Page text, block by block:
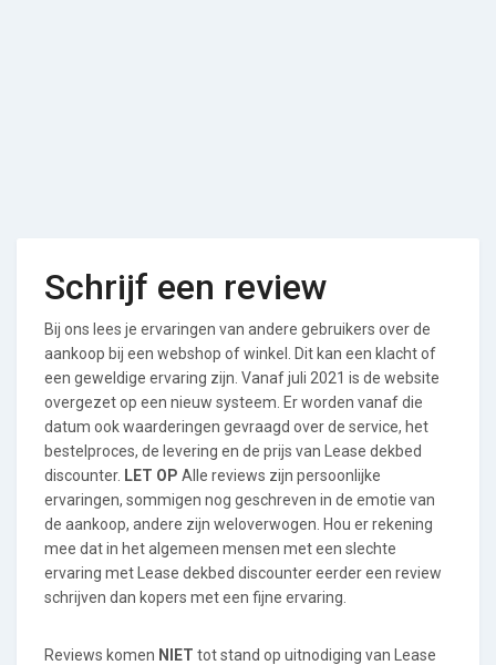
Schrijf een review
Bij ons lees je ervaringen van andere gebruikers over de
aankoop bij een webshop of winkel. Dit kan een klacht of
een geweldige ervaring zijn. Vanaf juli 2021 is de website
overgezet op een nieuw systeem. Er worden vanaf die
datum ook waarderingen gevraagd over de service, het
bestelproces, de levering en de prijs van Lease dekbed
discounter. LET OP Alle reviews zijn persoonlijke
ervaringen, sommigen nog geschreven in de emotie van
de aankoop, andere zijn weloverwogen. Hou er rekening
mee dat in het algemeen mensen met een slechte
ervaring met Lease dekbed discounter eerder een review
schrijven dan kopers met een fijne ervaring.
Reviews komen NIET tot stand op uitnodiging van Lease